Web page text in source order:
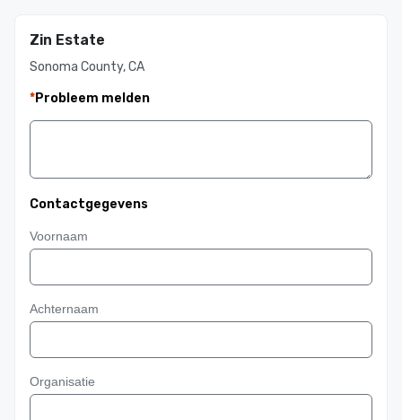
Zin Estate
Sonoma County, CA
*Probleem melden
Contactgegevens
Voornaam
Achternaam
Organisatie